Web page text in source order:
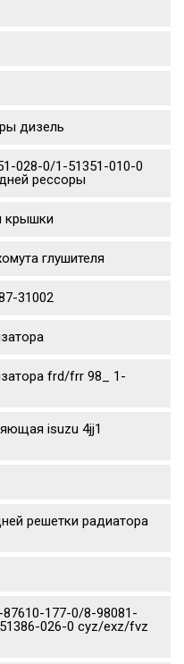
дизель
028-0/1-51351-010-0
рессоры
крышки
глушителя
31002
frd/frr 98_ 1-
isuzu 4jj1
решетки радиатора
177-0/8-98081-
026-0 cyz/exz/fvz